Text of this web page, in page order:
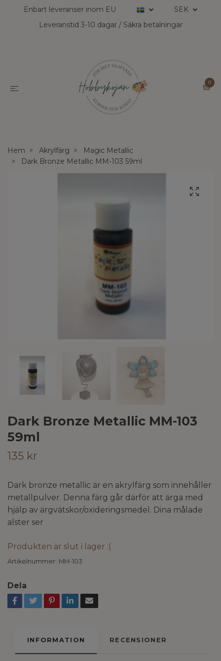
Enbart leveranser inom EU
SEK
Leveranstid 3-10 dagar / Säkra betalningar
0
Hem Akrylfärg
Magic Metallic
Dark Bronze Metallic MM-103 59ml
Dark Bronze Metallic MM-103
59ml
135 kr
Dark bronze metallic är en akrylfärg som innehåller
metallpulver. Denna färg går därför att ärga med
hjälp av ärgvätskor/oxideringsmedel. Dina målade
alster ser
Produkten är slut i lager :(
Artikelnummer: MM-103
Dela
INFORMATION RECENSIONER